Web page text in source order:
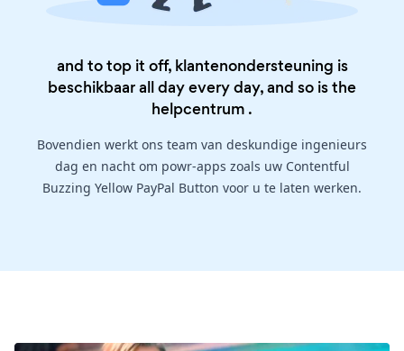
and to top it off, klantenondersteuning is
beschikbaar all day every day, and so is the
helpcentrum .
Bovendien werkt ons team van deskundige ingenieurs
dag en nacht om powr-apps zoals uw Contentful
Buzzing Yellow PayPal Button voor u te laten werken.